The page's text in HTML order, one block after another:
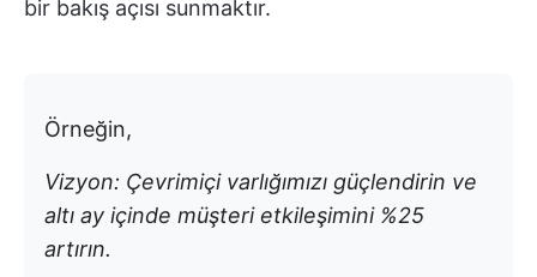
bir bakış açısı sunmaktır.
Örneğin,
Vizyon: Çevrimiçi varlığımızı güçlendirin ve
altı ay içinde müşteri etkileşimini %25
artırın.